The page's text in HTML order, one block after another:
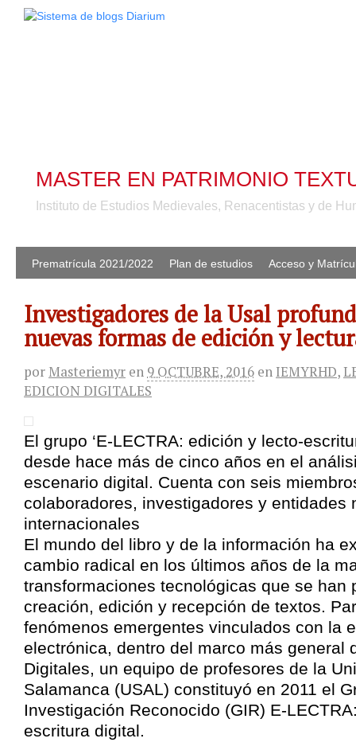
MASTER EN PATRIMONIO
Instituto de Estudios Medievales, Renacentistas y de
Prematrícula 2021/2022 Plan de estudios Acceso y
Investigadores de la Usal
nuevas formas de edición y
por Masteriemyr en 9 OCTUBRE, 2016 en IEMYRHD,
EDICION DIGITALES
El grupo ‘E-LECTRA: edición y lecto-
desde hace más de cinco años en el
escenario digital. Cuenta con seis
colaboradores, investigadores y entidades
internacionales
El mundo del libro y de la información ha
cambio radical en los últimos años de la
transformaciones tecnológicas que se han
creación, edición y recepción de textos.
fenómenos emergentes vinculados con la
electrónica, dentro del marco más general
Digitales, un equipo de profesores de la
Salamanca (USAL) constituyó en 2011 el
Investigación Reconocido (GIR) E-
escritura digital.